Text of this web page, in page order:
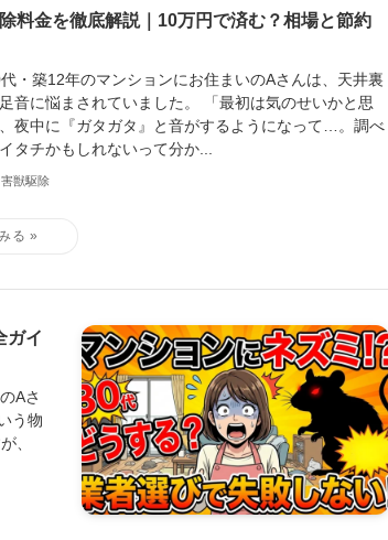
料金を徹底解説｜10万円で済む？相場と節約
・築12年のマンションにお住まいのAさんは、天井裏
音に悩まされていました。 「最初は気のせいかと思
夜中に『ガタガタ』と音がするようになって…。調べ
タチかもしれないって分か...
害獣駆除
ガイ
Aさ
う物
、